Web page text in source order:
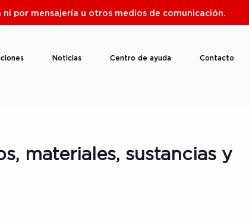
por mensajería u otros medios de comunicación.
Noticias Centro de ayuda Contacto
materiales, sustancias y